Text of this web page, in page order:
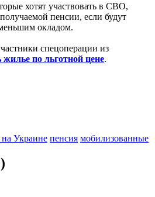
хотят участвовать в СВО,
пенсии, если будут
окладом.
спецоперации из
жилье по льготной цене.
Украине пенсия мобилизованные